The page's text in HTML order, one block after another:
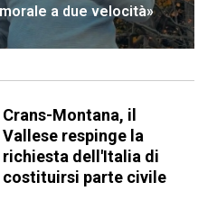
a due velocità»
Crans-Montana, il
Vallese respinge la
richiesta dell'Italia di
costituirsi parte civile